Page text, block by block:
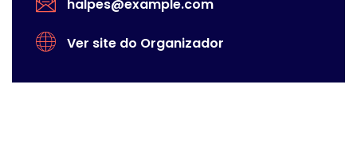
halpes@example.com
Ver site do Organizador